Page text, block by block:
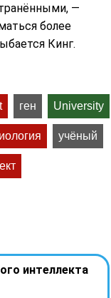
—
более
Кинг.
ген University
учёный
интеллекта